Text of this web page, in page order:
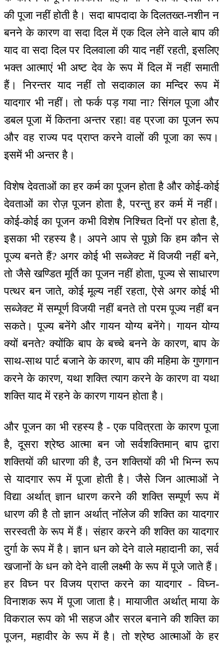
की पूजा नहीं होती है। सदा बापदादा के दिलतख्त-नशीन न
बनने के कारण वा सदा दिल में एक दिल लेने वाले बाप की
याद वा सदा दिल पर दिलवाला की याद नहीं रहती, इसलिए
भक्त आत्माएं भी अष्ट देव के रूप में दिल में नहीं समाती
हैं। निरन्तर याद नहीं तो सदाकाल का मन्दिर रूप में
यादगार भी नहीं। तो फर्क पड़ गया ना? सिंगल पूजा और
डबल पूजा में कितना अन्तर रहा! वह प्रजा का पूजन रूप
और वह राज्य पद प्राप्त करने वालों की पूजा का रूप।
इसमें भी अन्तर है।
विशेष देवताओं का हर कर्म का पूजन होता है और कोई-कोई
देवताओं का रोज़ पूजन होता है, परन्तु हर कर्म में नहीं।
कोई-कोई का पूजन कभी विशेष निश्चित दिनों पर होता है,
इसका भी रहस्य है। अपने आप से पूछो कि हम कौन से
पूज्य बनते हैं? अगर कोई भी सब्जेक्ट में विजयी नहीं बने,
तो जैसे खण्डित मूर्ति का पूजन नहीं होता, पूज्य से साधारण
पत्थर बन जाते, कोई मूल्य नहीं रहता, ऐसे अगर कोई भी
सब्जेक्ट में सम्पूर्ण विजयी नहीं बनते तो परम पूज्य नहीं बन
सकते। पूज्य बनेंगे और गायन योग्य बनेंगे। गायन योग्य
क्यों बनते? क्योंकि बाप के बच्चे बनने के कारण, बाप के
साथ-साथ पार्ट बजाने के कारण, बाप की महिमा के गुणगान
करने के कारण, यथा शक्ति त्याग करने के कारण वा यथा
शक्ति याद में रहने के कारण गायन होता है।
और पूजन का भी रहस्य है - एक पवित्रता के कारण पूजा
है, दूसरा श्रेष्ठ आत्मा बन जो सर्वशक्तिमान् बाप द्वारा
शक्तियों की धारणा की है, उन शक्तियों की भी भिन्न रूप
से यादगार रूप में पूजा होती है। जैसे जिन आत्माओं ने
विद्या अर्थात् ज्ञान धारण करने की शक्ति सम्पूर्ण रूप में
धारण की है तो ज्ञान अर्थात् नॉलेज की शक्ति का यादगार
सरस्वती के रूप में हैं। संहार करने की शक्ति का यादगार
दुर्गा के रूप में है। ज्ञान धन को देने वाले महादानी का, सर्व
खजानों के धन को देने वाली लक्ष्मी के रूप में पूजे जाते हैं।
हर विघ्न पर विजय प्राप्त करने का यादगार - विघ्न-
विनाशक रूप में पूजा जाता है। मायाजीत अर्थात् माया के
विकराल रूप को भी सहज और सरल बनाने की शक्ति का
पूजन, महावीर के रूप में है। तो श्रेष्ठ आत्माओं के हर